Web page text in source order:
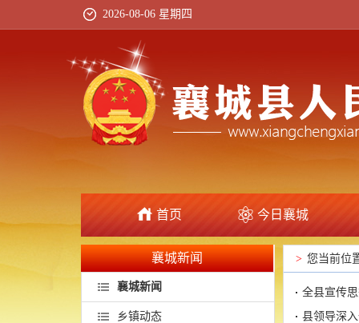
2026-08-06 星期四
首页 今日襄城
襄城新闻
襄城新闻
乡镇动态
> 您当前位
全县宣传
县领导深